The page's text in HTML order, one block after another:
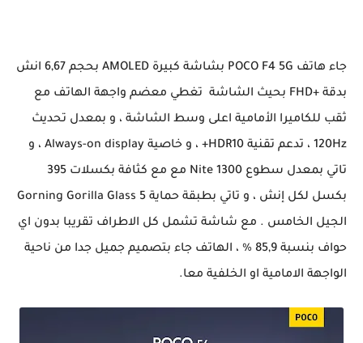
جاء هاتف POCO F4 5G بشاشة كبيرة AMOLED بحجم 6,67 انش
بدقة +FHD بحيث الشاشة تغطي معضم واجهة الهاتف مع
ثقب للكاميرا الأمامية اعلى وسط الشاشة ، و بمعدل تحديث
120Hz ، تدعم تقنية HDR10+ ، و خاصية Always-on display ، و
تاتي بمعدل سطوع 1300 Nite مع مع كثافة بكسلات 395
بكسل لكل إنش ، و تاتي بطبقة حماية Gorning Gorilla Glass 5
الجيل الخامس . مع شاشة تشمل كل الاطراف تقريبا بدون اي
حواف بنسبة 85,9 % ، الهاتف جاء بتصميم جميل جدا من ناحية
الواجهة الامامية او الخلفية معا.